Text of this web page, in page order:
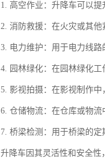
1. 高空作业：升降车可以
2. 消防救援：在火灾或其他
3. 电力维护：用于电力线路
4. 园林绿化：在园林绿化工
5. 影视拍摄：在影视制作中
6. 仓储物流：在仓库或物流
7. 桥梁检测：用于桥梁的
升降车因其灵活性和安全性